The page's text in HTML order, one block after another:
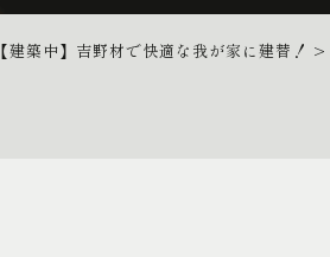
【建築中】吉野材で快適な我が家に建替！ >